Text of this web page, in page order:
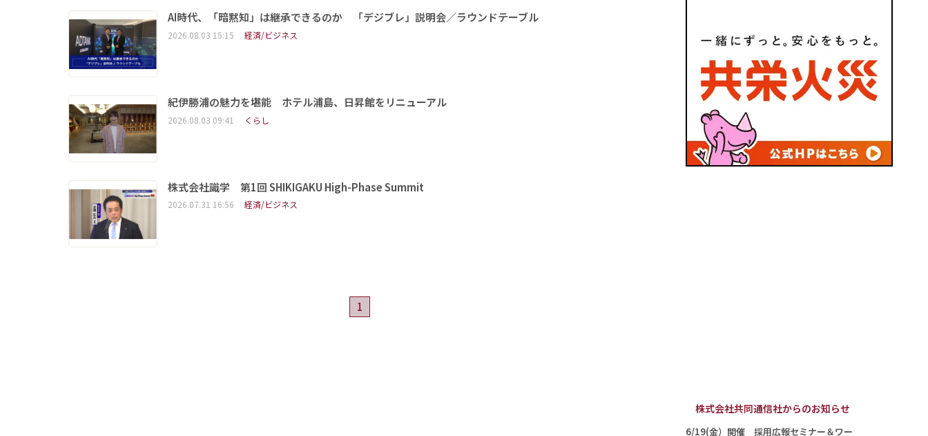
AI時代、「暗黙知」は継承できるのか 「デジブレ」説明会／ラウンドテーブル
2026.08.03 15:15 経済/ビジネス
紀伊勝浦の魅力を堪能 ホテル浦島、日昇館をリニューアル
2026.08.03 09:41 くらし
株式会社識学 第1回 SHIKIGAKU High-Phase Summit
2026.07.31 16:56 経済/ビジネス
1
株式会社共同通信社からのお知らせ
6/19(金）開催 採用広報セミナー＆ワー